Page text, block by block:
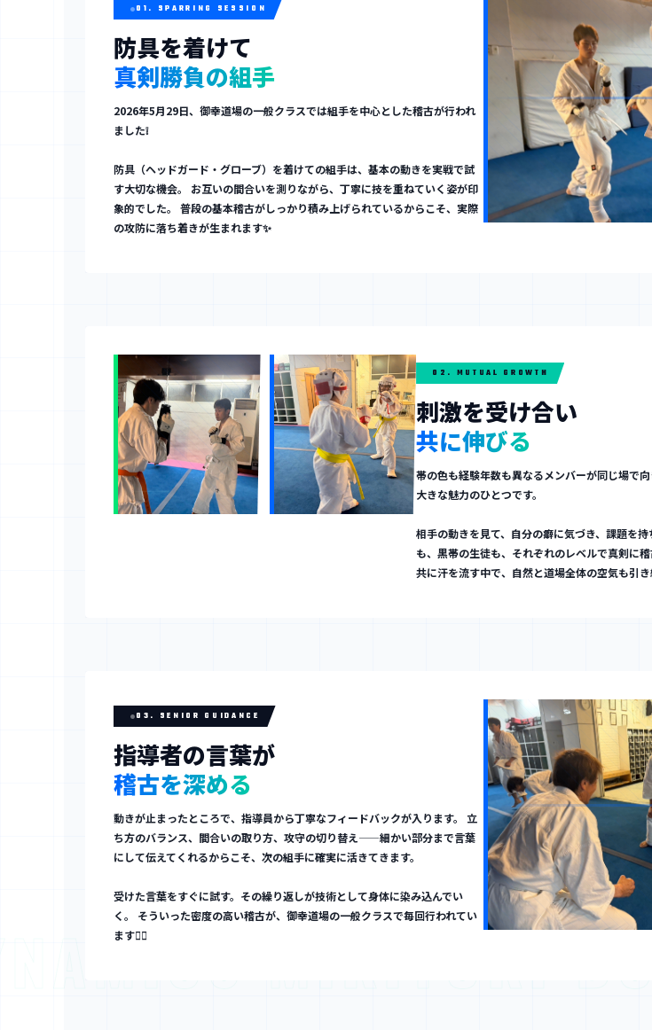
MIKIYUKI
01. SPARRING SESSION
防具を着けて
真剣勝負の組手
2026年5月29日、御幸道場の一般クラスでは組手を中心とした稽古が行われ
ました❕
防具（ヘッドガード・グローブ）を着けての組手は、基本の動きを実戦で試
す大切な機会。 お互いの間合いを測りながら、丁寧に技を重ねていく姿が印
象的でした。 普段の基本稽古がしっかり積み上げられているからこそ、実際
の攻防に落ち着きが生まれます✨️
02. MUTUAL GROWTH
刺激を受け合い
共に伸びる
帯の色も経験年数も異なるメンバーが同じ場で
大きな魅力のひとつです。
相手の動きを見て、自分の癖に気づき、課題を
も、黒帯の生徒も、それぞれのレベルで真剣に稽
共に汗を流す中で、自然と道場全体の空気も引き
03. SENIOR GUIDANCE
指導者の言葉が
稽古を深める
動きが止まったところで、指導員から丁寧なフィードバックが入ります。 立
ち方のバランス、間合いの取り方、攻守の切り替え——細かい部分まで言葉
にして伝えてくれるからこそ、次の組手に確実に活きてきます。
受けた言葉をすぐに試す。その繰り返しが技術として身体に染み込んでい
く。 そういった密度の高い稽古が、御幸道場の一般クラスで毎回行われてい
ます✊🏼